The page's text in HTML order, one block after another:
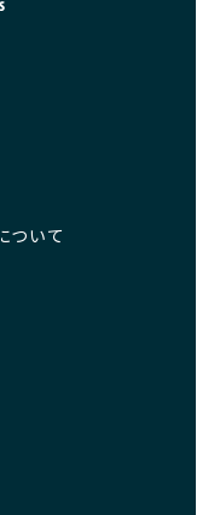
ついて